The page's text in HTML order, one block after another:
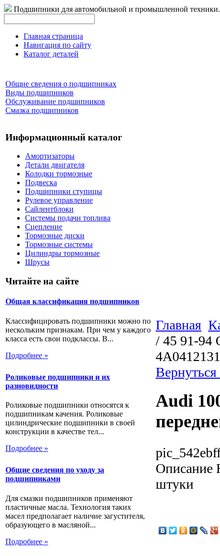
Подшипники для автомобильной и промышленной техники.
Главная страница
Навигация по сайту
Каталог деталей
Общие сведения о подшипниках
Виды подшипников
Обслуживание подшипников
Смазка подшипников
Информационный каталог
Амортизаторы
Детали двигателя
Колодки тормозные
Подвеска
Подшипники ступицы
Рулевое управление
Сайлентблоки
Системы подачи топлива
Сцепление
Тормозные диски
Тормозные системы
Цилиндры тормозные
Шрусы
Читайте на сайте
Общая классификация подшипников
Классифицировать подшипники можно по
нескольким признакам. При чем у каждого
класса есть свои подклассы. В...
Подробнее »
Роликовые подшипники и их
разновидности
Роликовые подшипники относятся к
подшипникам качения. Роликовые
цилиндрические подшипники в своей
конструкции в качестве тел...
Подробнее »
Общие сведения по уходу за
подшипниками
Для смазки подшипников применяют
пластичные масла. Технология таких
масел предполагает наличие загустителя,
образующего в масляной...
Подробнее »
Главная
/ 45 91-94
4A0412131
Audi
Описание
штуки